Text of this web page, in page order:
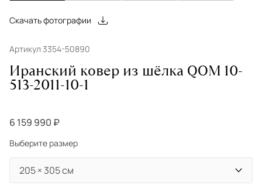
Скачать фотографии
Артикул 3354-50890
Иранский ковер из шёлка QOM 10-
513-2011-10-1
6 159 990 ₽
Выберите размер